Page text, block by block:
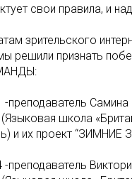
свои правила, и
зрительского
решили признать
преподаватель Самина
школа
и их проект “ЗИМНИЕ
преподаватель